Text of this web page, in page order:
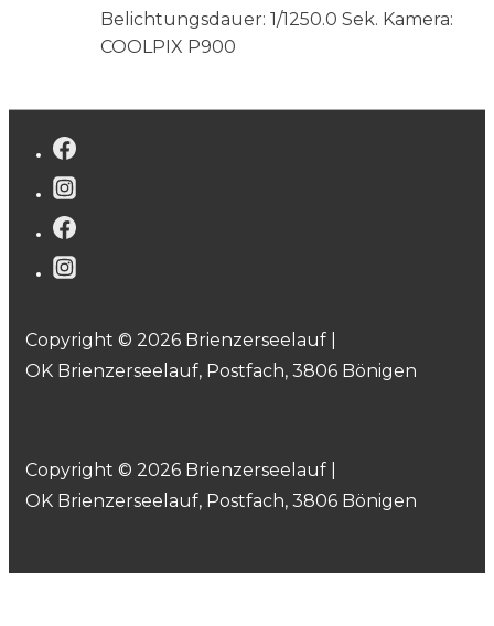
Belichtungsdauer: 1/1250.0 Sek. Kamera:
COOLPIX P900
Copyright © 2026 Brienzerseelauf |
OK Brienzerseelauf, Postfach, 3806 Bönigen
Copyright © 2026 Brienzerseelauf |
OK Brienzerseelauf, Postfach, 3806 Bönigen